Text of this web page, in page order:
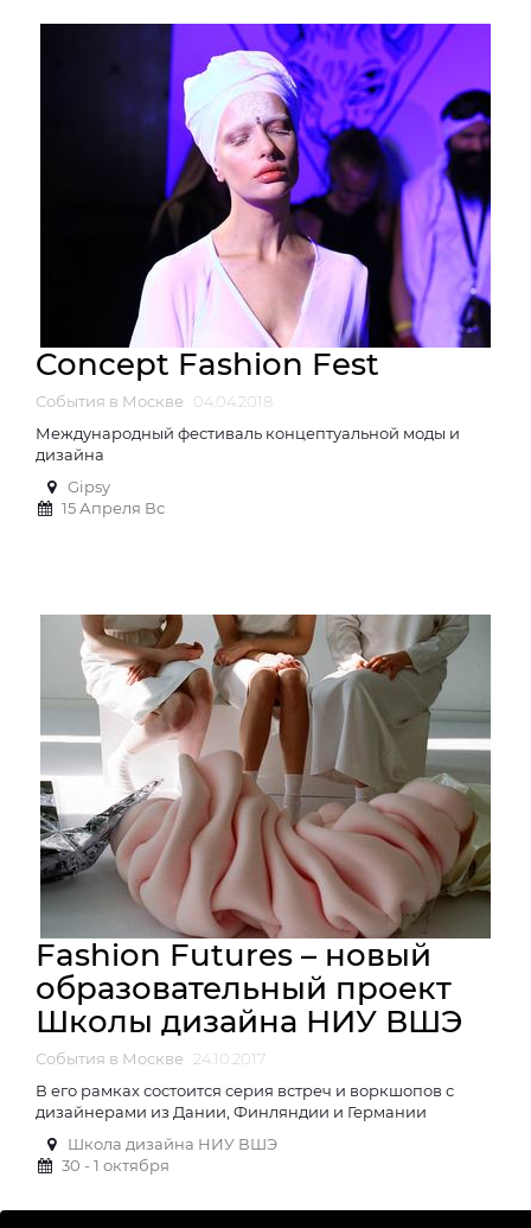
Concept Fashion Fest
События в Москве
04.04.2018
Международный фестиваль концептуальной моды и
дизайна
Gipsy
15 Апреля Вс
Fashion Futures – новый
образовательный проект
Школы дизайна НИУ ВШЭ
События в Москве
24.10.2017
В его рамках состоится серия встреч и воркшопов с
дизайнерами из Дании, Финляндии и Германии
Школа дизайна НИУ ВШЭ
30 - 1 октября